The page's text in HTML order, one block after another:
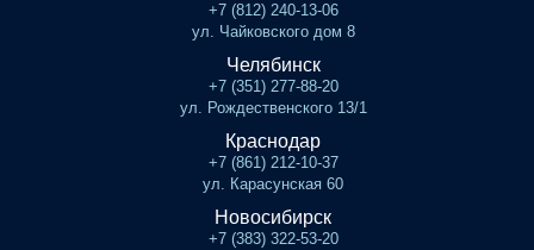
+7 (812) 240-13-06
ул. Чайковского дом 8
Челябинск
+7 (351) 277-88-20
ул. Рождественского 13/1
Краснодар
+7 (861) 212-10-37
ул. Карасунская 60
Новосибирск
+7 (383) 322-53-20